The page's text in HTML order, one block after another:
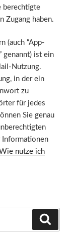
berechtigte
Zugang haben.
(auch “App-
genannt) ist ein
Nutzung.
in der ein
zu
für jedes
Sie genau
Informationen
nutze ich